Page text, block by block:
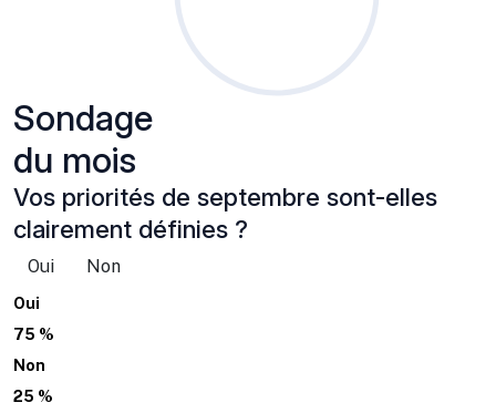
Sondage
du mois
Vos priorités de septembre sont-elles
clairement définies ?
Oui Non
Oui
75 %
Non
25 %